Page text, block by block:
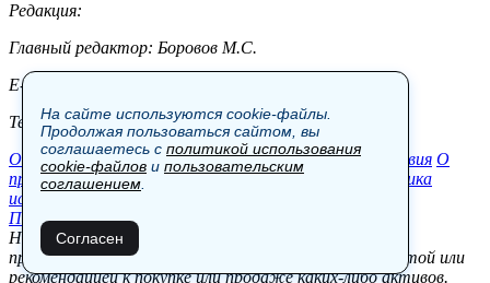
Редакция:
Главный редактор: Боровов М.С.
E-mail: site@vestnik.net, reb.msk@yandex.ru
Тел.: +7 (921) 720-00-97
Общество Экономика Контакты В мире Происшествия О
проекте Шоу-бизнес Политика Пресс-релизы
Политика
использования cookie-файлов
Пользовательское соглашение
Новости, аналитика, прогнозы и другие материалы,
представленные на данном сайте, не являются офертой или
рекомендацией к покупке или продаже каких-либо активов.
На сайте используются cookie-файлы.
Продолжая пользоваться сайтом, вы
соглашаетесь с политикой использования
cookie-файлов и пользовательским
соглашением
Согласен